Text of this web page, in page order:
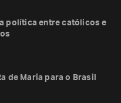
política entre católicos e
de Maria para o Brasil